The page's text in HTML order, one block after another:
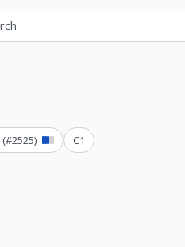
(#2525) C1